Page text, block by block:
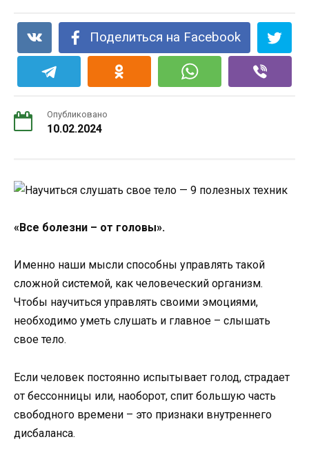
Поделиться на Facebook
Опубликовано
10.02.2024
«Все болезни – от головы».
Именно наши мысли способны управлять такой
сложной системой, как человеческий организм.
Чтобы научиться управлять своими эмоциями,
необходимо уметь слушать и главное – слышать
свое тело.
Если человек постоянно испытывает голод, страдает
от бессонницы или, наоборот, спит большую часть
свободного времени – это признаки внутреннего
дисбаланса.